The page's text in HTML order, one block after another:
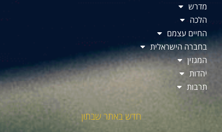
מדרש
הלכה
החיים עצמם
בחברה הישראלית
המגזין
יהדות
תרבות
חדש באתר שבתון